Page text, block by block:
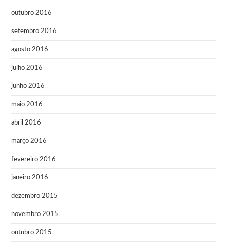
outubro 2016
setembro 2016
agosto 2016
julho 2016
junho 2016
maio 2016
abril 2016
março 2016
fevereiro 2016
janeiro 2016
dezembro 2015
novembro 2015
outubro 2015